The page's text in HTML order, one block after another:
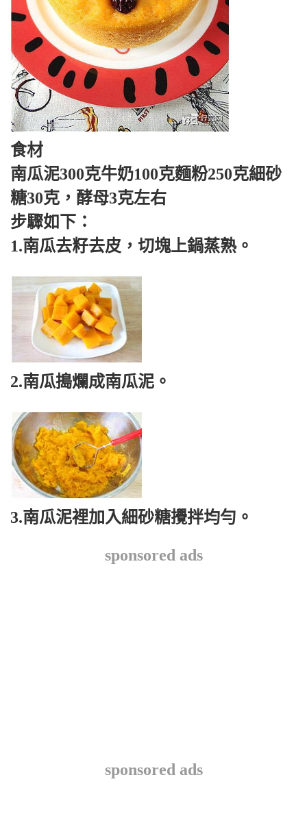
食材
南瓜泥300克牛奶100克麵粉250克細砂
糖30克，酵母3克左右
步驟如下：
1.南瓜去籽去皮，切塊上鍋蒸熟。
2.南瓜搗爛成南瓜泥。
3.南瓜泥裡加入細砂糖攪拌均勻。
sponsored ads
sponsored ads